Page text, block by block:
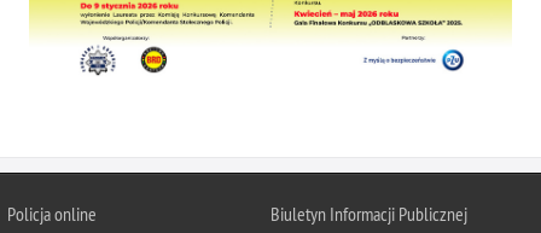
Policjaonline Biuletyn Informacji Publicznej